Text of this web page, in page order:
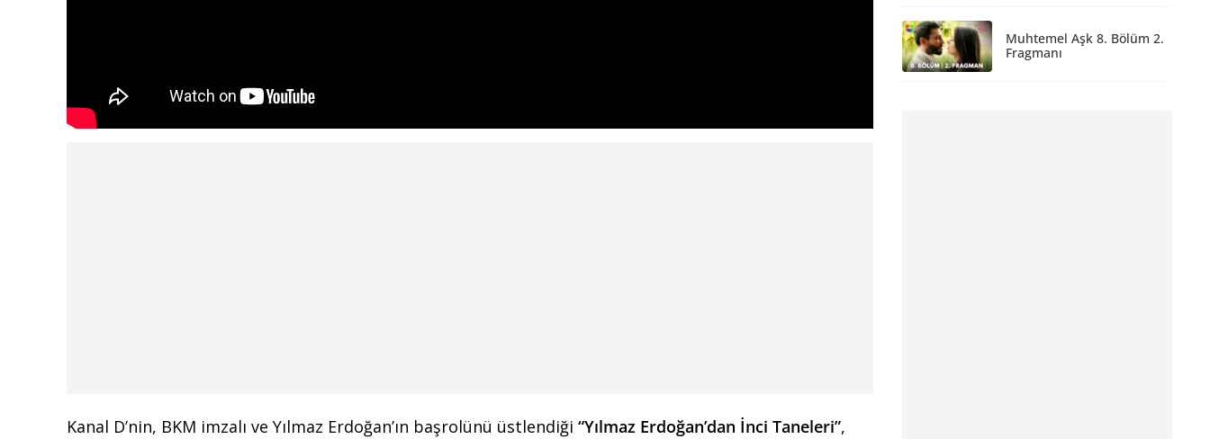
Kanal D’nin, BKM imzalı ve Yılmaz Erdoğan’ın başrolünü üstlendiği “Yılmaz Erdoğan’dan İnci Taneleri”,
Muhtemel Aşk 8. Bölüm 2.
Fragmanı